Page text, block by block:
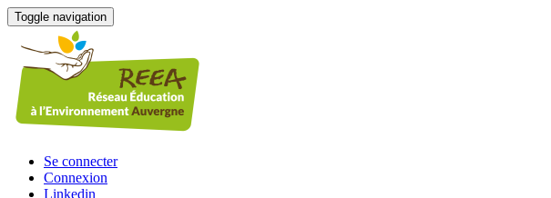
Toggle navigation
Se connecter
Connexion
Linkedin